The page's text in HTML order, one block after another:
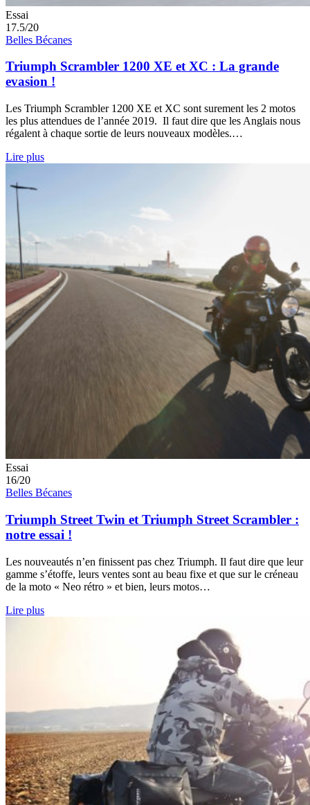
Essai
17.5/20
Belles Bécanes
Triumph Scrambler 1200 XE et XC : La grande
evasion !
Les Triumph Scrambler 1200 XE et XC sont surement les 2 motos
les plus attendues de l’année 2019. Il faut dire que les Anglais nous
régalent à chaque sortie de leurs nouveaux modèles.…
Lire plus
Essai
16/20
Belles Bécanes
Triumph Street Twin et Triumph Street Scrambler :
notre essai !
Les nouveautés n’en finissent pas chez Triumph. Il faut dire que leur
gamme s’étoffe, leurs ventes sont au beau fixe et que sur le créneau
de la moto « Neo rétro » et bien, leurs motos…
Lire plus